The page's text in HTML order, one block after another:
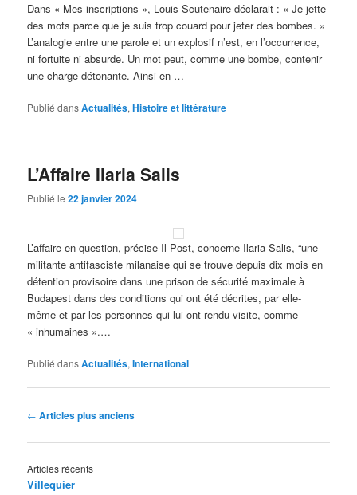
Dans « Mes inscriptions », Louis Scutenaire déclarait : « Je jette
des mots parce que je suis trop couard pour jeter des bombes. »
L’analogie entre une parole et un explosif n’est, en l’occurrence,
ni fortuite ni absurde. Un mot peut, comme une bombe, contenir
une charge détonante. Ainsi en …
Publié dansActualités,Histoire et littérature
L’Affaire Ilaria Salis
Publié le22 janvier 2024
L’affaire en question, précise Il Post, concerne Ilaria Salis, “une
militante antifasciste milanaise qui se trouve depuis dix mois en
détention provisoire dans une prison de sécurité maximale à
Budapest dans des conditions qui ont été décrites, par elle-
même et par les personnes qui lui ont rendu visite, comme
« inhumaines ».…
Publié dansActualités,International
Navigation
articles
← Articles plus anciens
Articles récents
Villequier